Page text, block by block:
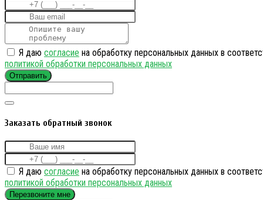
Я даю согласие на обработку персональных данных в
политикой обработки персональных данных
Отправить
Заказать обратный звонок
Я даю согласие на обработку персональных данных в
политикой обработки персональных данных
Перезвоните мне